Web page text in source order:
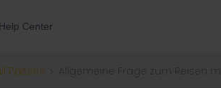
Help Center
Passes